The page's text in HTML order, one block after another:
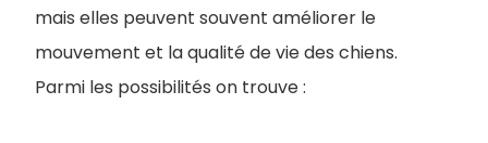
mais elles peuvent souvent améliorer le
mouvement et la qualité de vie des chiens.
Parmi les possibilités on trouve :